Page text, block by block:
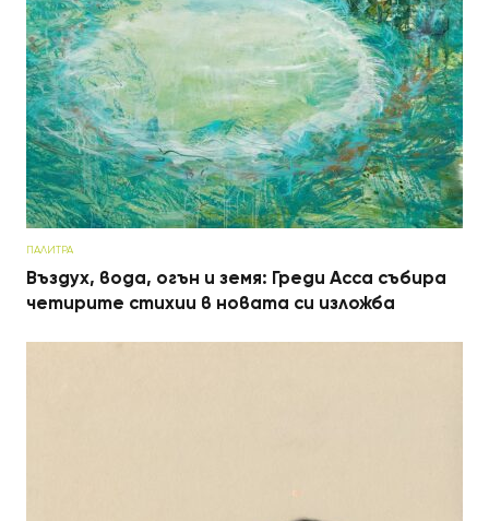
ПАЛИТРА
Въздух, вода, огън и земя: Греди Асса събира
четирите стихии в новата си изложба